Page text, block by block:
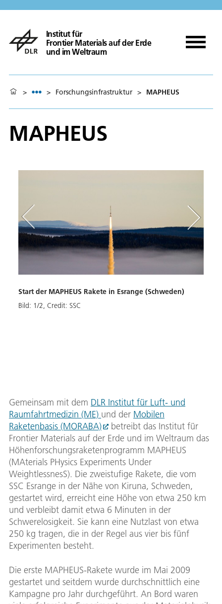
Institut für
Frontier Materials auf der Erde
und im Weltraum
> > Forschungsinfrastruktur > MAPHEUS
MAPHEUS
Start der MAPHEUS Rakete in Esrange (Schweden)
Bild: 1/2, Credit: SSC
Gemeinsam mit dem DLR Institut für Luft- und
Raumfahrtmedizin (ME) und der Mobilen
Raketenbasis (MORABA)
betreibt das Institut für
Frontier Materials auf der Erde und im Weltraum das
Höhenforschungsraketenprogramm MAPHEUS
(MAterials PHysics Experiments Under
WeightlessnesS). Die zweistufige Rakete, die vom
SSC Esrange in der Nähe von Kiruna, Schweden,
gestartet wird, erreicht eine Höhe von etwa 250 km
und verbleibt damit etwa 6 Minuten in der
Schwerelosigkeit. Sie kann eine Nutzlast von etwa
250 kg tragen, die in der Regel aus vier bis fünf
Experimenten besteht.
Die erste MAPHEUS-Rakete wurde im Mai 2009
gestartet und seitdem wurde durchschnittlich eine
Kampagne pro Jahr durchgeführt. An Bord waren